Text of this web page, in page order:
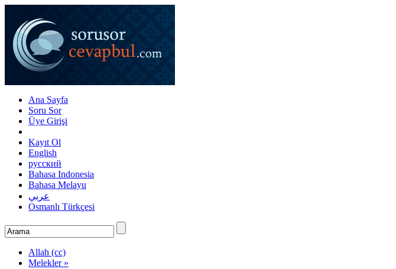
Ana Sayfa
Soru Sor
Üye Girişi
Kayıt Ol
English
русский
Bahasa Indonesia
Bahasa Melayu
عربي
Osmanlı Türkçesi
Allah (cc)
Melekler »